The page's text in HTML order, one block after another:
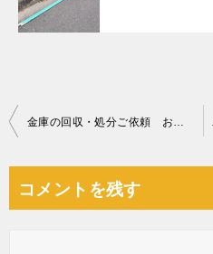
投
ビ
金庫の回収・処分ご依頼 お客様の声
コメントを残す